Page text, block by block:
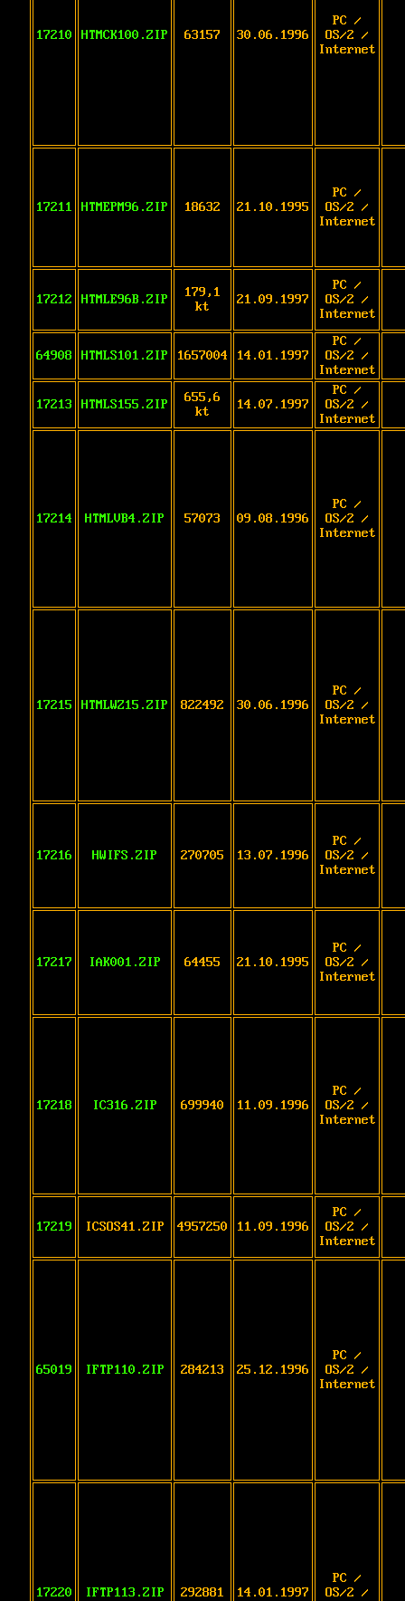
17210 HTMCK100.ZIP 63157 30.06.1996
PC /
OS/2 /
Internet
17211 HTMEPM96.ZIP 18632 21.10.1995
PC /
OS/2 /
Internet
17212 HTMLE96B.ZIP
179,1
kt
21.09.1997
PC /
OS/2 /
Internet
64908 HTMLS101.ZIP 1657004 14.01.1997
PC /
OS/2 /
Internet
17213 HTMLS155.ZIP
655,6
kt
14.07.1997
PC /
OS/2 /
Internet
17214 HTMLVB4.ZIP 57073 09.08.1996
PC /
OS/2 /
Internet
17215 HTMLWZ15.ZIP 822492 30.06.1996
PC /
OS/2 /
Internet
17216 HWIFS.ZIP 270705 13.07.1996
PC /
OS/2 /
Internet
17217 IAK001.ZIP 64455 21.10.1995
PC /
OS/2 /
Internet
17218 IC316.ZIP 699940 11.09.1996
PC /
OS/2 /
Internet
17219 ICSOS41.ZIP 4957250 11.09.1996
PC /
OS/2 /
Internet
65019 IFTP110.ZIP 284213 25.12.1996
PC /
OS/2 /
Internet
17220 IFTP113.ZIP 292881 14.01.1997
PC /
OS/2 /